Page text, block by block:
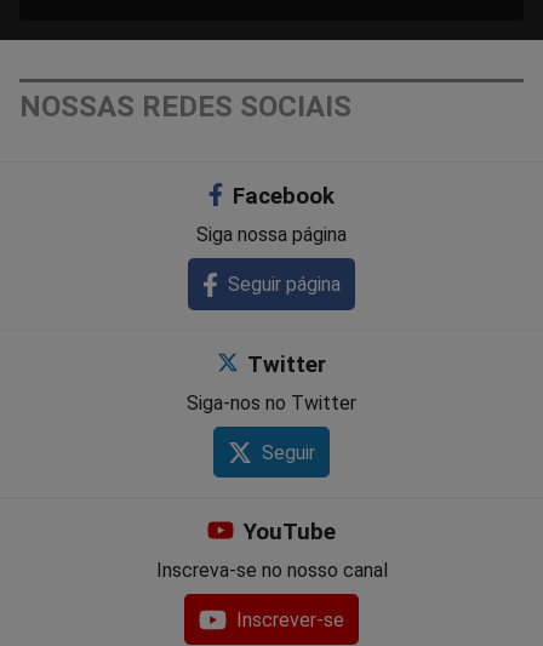
NOSSAS REDES SOCIAIS
Facebook
Siga nossa página
Seguir página
Twitter
Siga-nos no Twitter
Seguir
YouTube
Inscreva-se no nosso canal
Inscrever-se